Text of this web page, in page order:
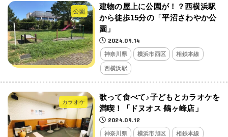
公園
建物の屋上に公園が！？西横浜駅
から徒歩15分の「平沼さわやか公
園」
2024.09.14
神奈川県 横浜市西区 相鉄本線
西横浜駅
カラオケ
歌って食べて♪子どもとカラオケを
満喫！「ドヌオス 鶴ヶ峰店」
2024.09.12
神奈川県 横浜市旭区 相鉄本線